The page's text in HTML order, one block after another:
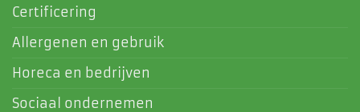
Certificering
Allergenen en gebruik
Horeca en bedrijven
Sociaal ondernemen